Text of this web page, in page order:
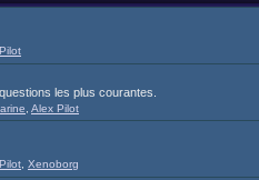
les plus courantes.
Alex Pilot
Xenoborg